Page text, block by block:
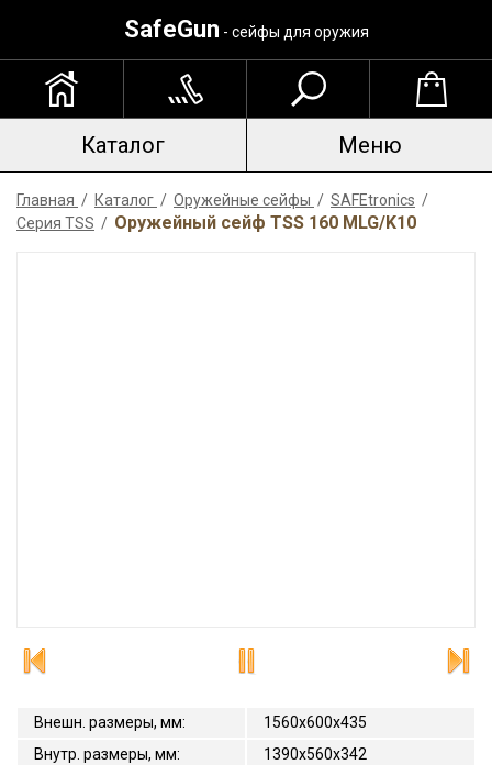
SafeGun - сейфы для оружия
Каталог Меню
Главная / Каталог / Оружейные сейфы / SAFEtronics /
Серия TSS / Оружейный сейф TSS 160 MLG/K10
Внешн. размеры, мм:
1560x600x435
Внутр. размеры, мм:
1390х560х342